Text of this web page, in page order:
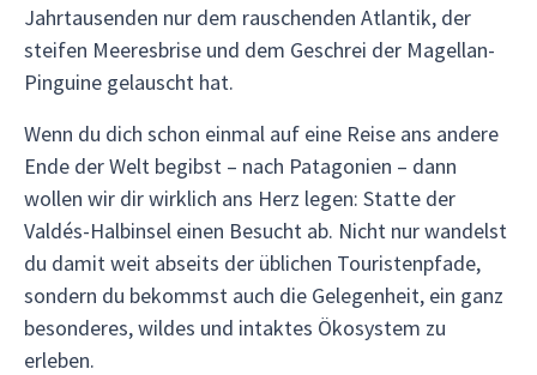
Jahrtausenden nur dem rauschenden Atlantik, der
steifen Meeresbrise und dem Geschrei der Magellan-
Pinguine gelauscht hat.
Wenn du dich schon einmal auf eine Reise ans andere
Ende der Welt begibst – nach Patagonien – dann
wollen wir dir wirklich ans Herz legen: Statte der
Valdés-Halbinsel einen Besucht ab. Nicht nur wandelst
du damit weit abseits der üblichen Touristenpfade,
sondern du bekommst auch die Gelegenheit, ein ganz
besonderes, wildes und intaktes Ökosystem zu
erleben.